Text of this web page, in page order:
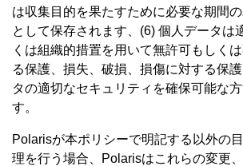
は収集目的を果たすために必要な期間
として保存されます、(6) 個人データは
くは組織的措置を用いて無許可もしく
る保護、損失、破損、損傷に対する保
タの適切なセキュリティを確保可能な
す。
Polarisが本ポリシーで明記する以外の
理を行う場合、Polarisはこれらの変更